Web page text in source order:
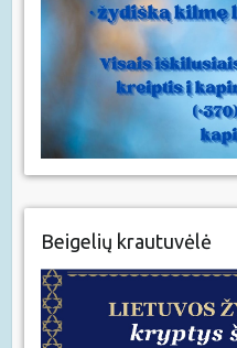
Beigelių krautuvėlė